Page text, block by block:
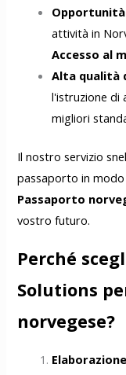
attività in
Accesso al
Alta qualità
l'istruzione di
migliori
Il nostro servizio
passaporto in
Passaporto
vostro futuro.
Perché
Solutions
norvegese?